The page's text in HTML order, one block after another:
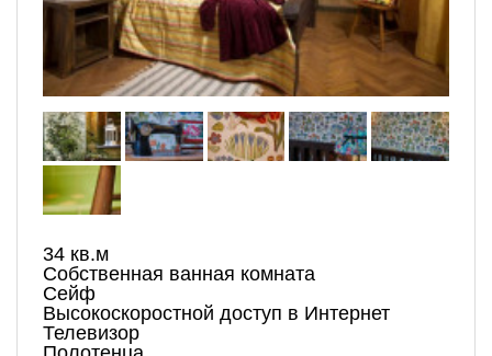
34 кв.м
Собственная ванная комната
Сейф
Высокоскоростной доступ в Интернет
Телевизор